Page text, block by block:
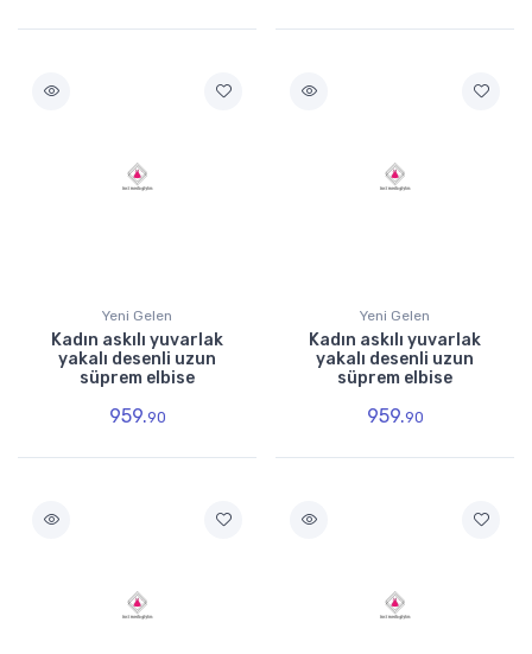
Yeni Gelen
Kadın askılı yuvarlak
yakalı desenli uzun
süprem elbise
959.90
Yeni Gelen
Kadın askılı yuvarlak
yakalı desenli uzun
süprem elbise
959.90